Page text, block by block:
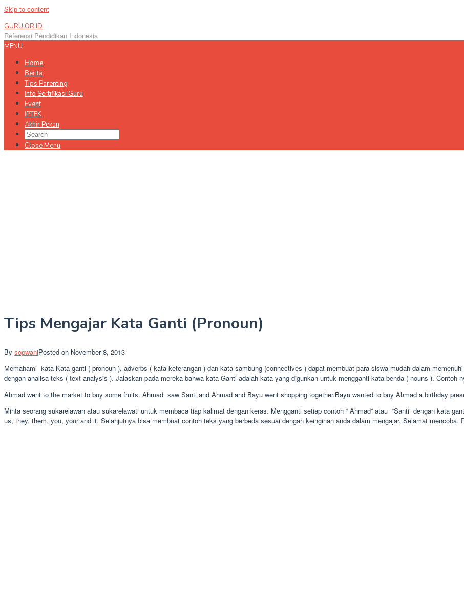
Skip to content
GURU.OR.ID
Referensi Pendidikan Indonesia
MENU
Home
Berita
Tips Parenting
Info Sertifikasi Guru
Event
IPTEK
Akhir Pekan
Close Menu
Tips Mengajar Kata Ganti (Pronoun)
By sopwaniPosted on November 8, 2013
Memahami kata Kata ganti ( pronoun ), adverbs ( kata keterangan ) dan kata sambung (connectives ) dapat membuat para siswa mudah dalam
dengan analisa teks ( text analysis ). Jalaskan pada mereka bahwa kata Ganti adalah kata yang digunkan untuk mengganti kata benda ( nouns ). Contoh
Ahmad went to the market to buy some fruits. Ahmad saw Santi and Ahmad and Bayu went shopping together.Bayu wanted to buy Ahmad a birthday
Minta seorang sukarelawan atau sukarelawati untuk membaca tiap kalimat dengan keras. Mengganti setiap contoh “ Ahmad” atau “Santi” dengan kata
us, they, them, you, your and it. Selanjutnya bisa membuat contoh teks yang berbeda sesuai dengan keinginan anda dalam mengajar. Selamat mencoba.